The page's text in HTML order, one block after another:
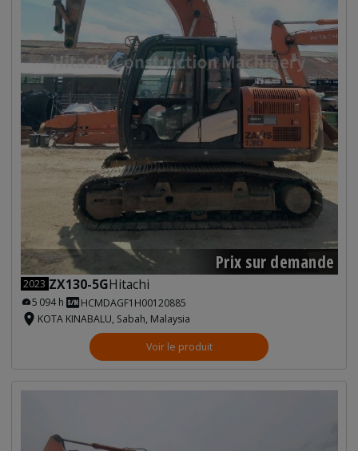
Prix sur demande
2023 ZX130-5GHitachi
5 094 h
HCMDAGF1H00120885
KOTA KINABALU, Sabah, Malaysia
Voir le produit